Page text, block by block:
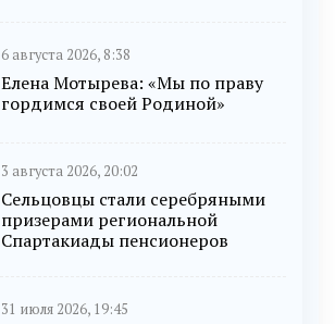
6 августа 2026, 8:38
Елена Мотырева: «Мы по праву
гордимся своей Родиной»
3 августа 2026, 20:02
Сельцовцы стали серебряными
призерами региональной
Спартакиады пенсионеров
31 июля 2026, 19:45